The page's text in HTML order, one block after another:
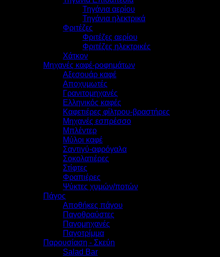
Τηγάνια αερίου
Τηγάνια ηλεκτρικά
Φριτέζες
Φριτέζες αερίου
Φριτέζες ηλεκτρικές
Χάτκον
Μηχανές καφέ-ροφημάτων
Αξεσουάρ καφέ
Αποχυμωτές
Γρανιτομηχανές
Ελληνικός καφές
Καφετιέρες φίλτρου-βραστήρες
Μηχανές εσπρέσσο
Μπλέντερ
Μύλοι καφέ
Σαντιγύ-αφρόγαλα
Σοκολατιέρες
Στίφτες
Φραπιέρες
Ψύκτες χυμών/ποτών
Πάγος
Αποθήκες πάγου
Παγοθραύστες
Παγομηχανές
Παγοτρίμμα
Παρουσίαση - Σκεύη
Salad Bar